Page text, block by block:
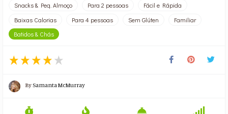
Snacks & Peq. Almoço Para 2 pessoas
Fácil e Rápida
Baixas Calorias
Para 4 pessoas Sem Glúten
Familiar
Batidos & Chás
BySamanta McMurray